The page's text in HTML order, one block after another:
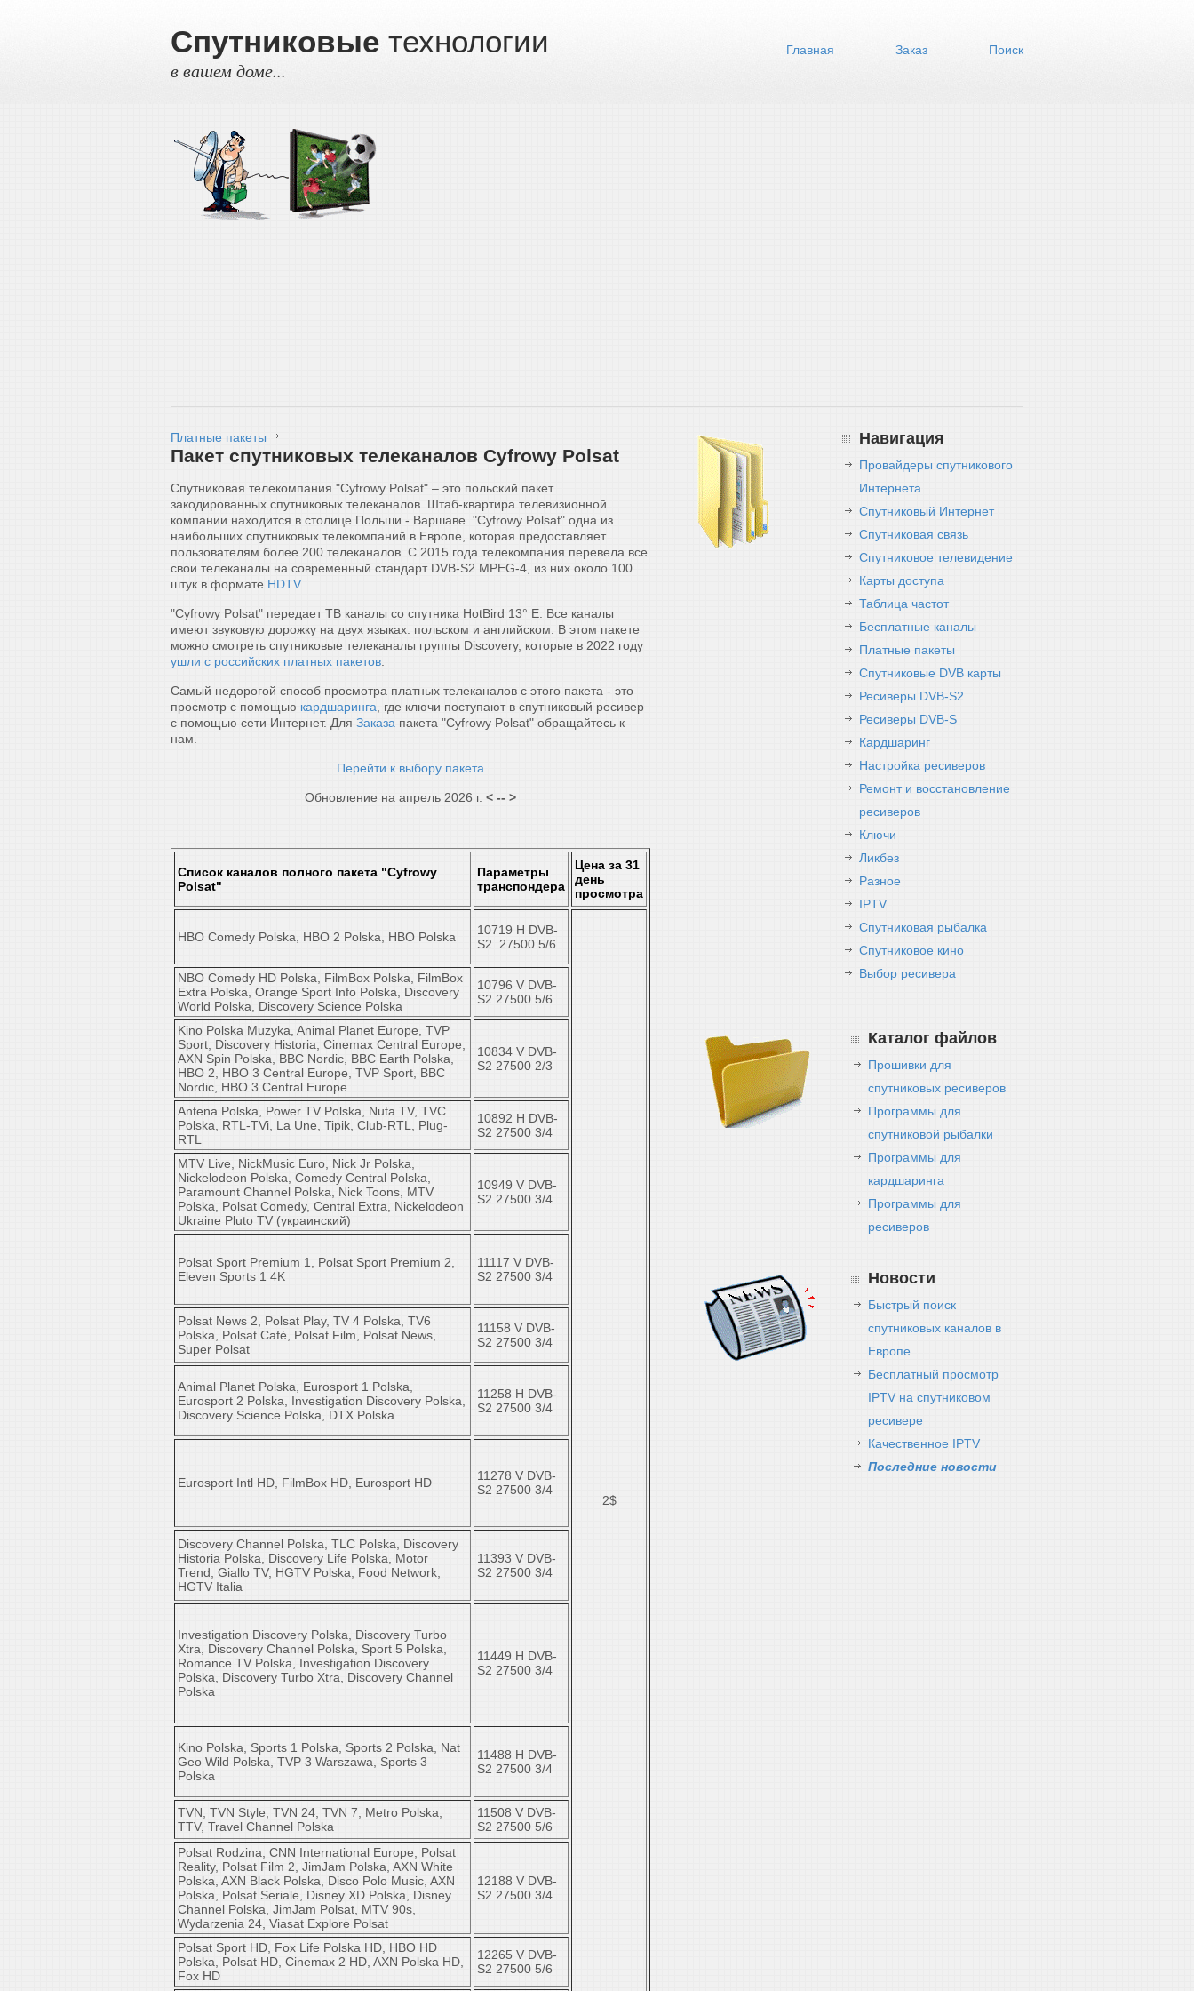
Спутниковые технологии
в вашем доме...
Главная Заказ Поиск
Платные пакеты
Пакет спутниковых телеканалов Cyfrowy Polsat
Спутниковая телекомпания "Cyfrowy Polsat" – это польский пакет
закодированных спутниковых телеканалов. Штаб-квартира телевизионной
компании находится в столице Польши - Варшаве. "Cyfrowy Polsat" одна из
наибольших спутниковых телекомпаний в Европе, которая предоставляет
пользователям более 200 телеканалов. С 2015 года телекомпания перевела все
свои телеканалы на современный стандарт DVB-S2 MPEG-4, из них около 100
штук в формате HDTV.
"Cyfrowy Polsat" передает ТВ каналы со спутника HotBird 13° E. Все каналы
имеют звуковую дорожку на двух языках: польском и английском. В этом пакете
можно смотреть спутниковые телеканалы группы Discovery, которые в 2022 году
ушли с российских платных пакетов
Самый недорогой способ просмотра платных телеканалов с этого пакета - это
просмотр с помощью кардшаринга , где ключи поступают в спутниковый ресивер
с помощью сети Интернет. Для Заказа пакета "Cyfrowy Polsat" обращайтесь к
нам.
Перейти к выбору пакета
Обновление на апрель 2026 г. < -- >
Список каналов полного пакета "Cyfrowy
Polsat"
Параметры
транспондера
Цена за 31
день
просмотра
HBO Comedy Polska, HBO 2 Polska, HBO Polska
10719 Н DVB-
S2 27500 5/6
2$
NBO Comedy HD Polska, FilmBox Polska, FilmBox
Extra Polska, Orange Sport Info Polska, Discovery
World Polska, Discovery Science Polska
10796 V DVB-
S2 27500 5/6
Kino Polska Muzyka, Animal Planet Europe, TVP
Sport, Discovery Historia, Cinemax Central Europe,
AXN Spin Polska, BBC Nordic, BBC Earth Polska,
HBO 2, HBO 3 Central Europe, TVP Sport, BBC
Nordic, HBO 3 Central Europe
10834 V DVB-
S2 27500 2/3
Antena Polska, Power TV Polska, Nuta TV, TVC
Polska, RTL-TVi, La Une, Tipik, Club-RTL, Plug-
RTL
10892 H DVB-
S2 27500 3/4
MTV Live, NickMusic Euro, Nick Jr Polska,
Nickelodeon Polska, Comedy Central Polska,
Paramount Channel Polska, Nick Toons, MTV
Polska, Polsat Comedy, Central Extra, Nickelodeon
Ukraine Pluto TV (украинский)
10949 V DVB-
S2 27500 3/4
Polsat Sport Premium 1, Polsat Sport Premium 2,
Eleven Sports 1 4K
11117 V DVB-
S2 27500 3/4
Polsat News 2, Polsat Play, TV 4 Polska, TV6
Polska, Polsat Café, Polsat Film, Polsat News,
Super Polsat
11158 V DVB-
S2 27500 3/4
Animal Planet Polska, Eurosport 1 Polska,
Eurosport 2 Polska, Investigation Discovery Polska,
Discovery Science Polska, DTX Polska
11258 Н DVB-
S2 27500 3/4
Eurosport Intl HD, FilmBox HD, Eurosport HD
11278 V DVB-
S2 27500 3/4
Discovery Channel Polska, TLC Polska, Discovery
Historia Polska, Discovery Life Polska, Motor
Trend, Giallo TV, HGTV Polska, Food Network,
HGTV Italia
11393 V DVB-
S2 27500 3/4
Investigation Discovery Polska, Discovery Turbo
Xtra, Discovery Channel Polska, Sport 5 Polska,
Romance TV Polska, Investigation Discovery
Polska, Discovery Turbo Xtra, Discovery Channel
Polska
11449 H DVB-
S2 27500 3/4
Kino Polska, Sports 1 Polska, Sports 2 Polska, Nat
Geo Wild Polska, TVP 3 Warszawa, Sports 3
Polska
11488 H DVB-
S2 27500 3/4
TVN, TVN Style, TVN 24, TVN 7, Metro Polska,
TTV, Travel Channel Polska
11508 V DVB-
S2 27500 5/6
Polsat Rodzina, CNN International Europe, Polsat
Reality, Polsat Film 2, JimJam Polska, AXN White
Polska, AXN Black Polska, Disco Polo Music, AXN
Polska, Polsat Seriale, Disney XD Polska, Disney
Channel Polska, JimJam Polsat, MTV 90s,
Wydarzenia 24, Viasat Explore Polsat
12188 V DVB-
S2 27500 3/4
Polsat Sport HD, Fox Life Polska HD, HBO HD
Polska, Polsat HD, Cinemax 2 HD, AXN Polska HD,
Fox HD
12265 V DVB-
S2 27500 5/6
Навигация
Провайдеры спутникового
Интернета
Спутниковый Интернет
Спутниковая связь
Спутниковое телевидение
Карты доступа
Таблица частот
Бесплатные каналы
Платные пакеты
Спутниковые DVB карты
Ресиверы DVB-S2
Ресиверы DVB-S
Кардшаринг
Настройка ресиверов
Ремонт и восстановление
ресиверов
Ключи
Ликбез
Разное
IPTV
Спутниковая рыбалка
Спутниковое кино
Выбор ресивера
Каталог файлов
Прошивки для
спутниковых ресиверов
Программы для
спутниковой рыбалки
Программы для
кардшаринга
Программы для
ресиверов
Новости
Быстрый поиск
спутниковых каналов в
Европе
Бесплатный просмотр
IPTV на спутниковом
ресивере
Качественное IPTV
Последние новости